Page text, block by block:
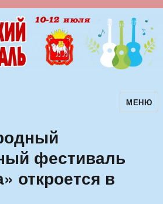
авторскойМЕНЮ
фестиваль
откроется в